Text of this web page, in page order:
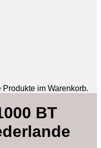
im Warenkorb.
BT